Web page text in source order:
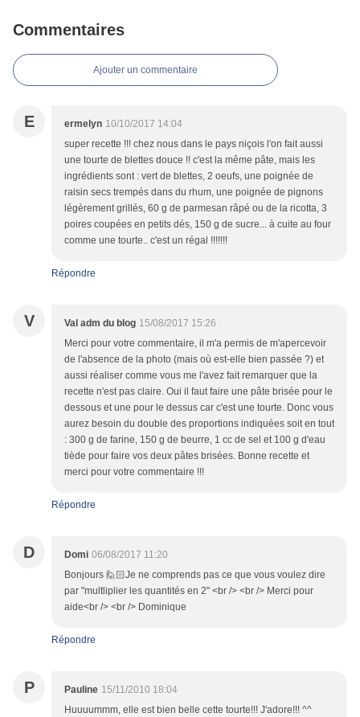
Commentaires
Ajouter un commentaire
E ermelyn 10/10/2017 14:04
super recette !!! chez nous dans le pays niçois l'on fait aussi
une tourte de blettes douce !! c'est la même pâte, mais les
ingrédients sont : vert de blettes, 2 oeufs, une poignée de
raisin secs trempés dans du rhum, une poignée de pignons
légèrement grillés, 60 g de parmesan râpé ou de la ricotta, 3
poires coupées en petits dés, 150 g de sucre... à cuite au four
comme une tourte.. c'est un régal !!!!!!!
Répondre
V Val adm du blog 15/08/2017 15:26
Merci pour votre commentaire, il m'a permis de m'apercevoir
de l'absence de la photo (mais où est-elle bien passée ?) et
aussi réaliser comme vous me l'avez fait remarquer que la
recette n'est pas claire. Oui il faut faire une pâte brisée pour le
dessous et une pour le dessus car c'est une tourte. Donc vous
aurez besoin du double des proportions indiquées soit en tout
: 300 g de farine, 150 g de beurre, 1 cc de sel et 100 g d'eau
tiède pour faire vos deux pâtes brisées. Bonne recette et
merci pour votre commentaire !!!
Répondre
D Domi 06/08/2017 11:20
Bonjours 🙋🏻Je ne comprends pas ce que vous voulez dire
par "multliplier les quantités en 2" <br /> <br /> Merci pour
aide<br /> <br /> Dominique
Répondre
P Pauline 15/11/2010 18:04
Huuuummm, elle est bien belle cette tourte!!! J'adore!!! ^^